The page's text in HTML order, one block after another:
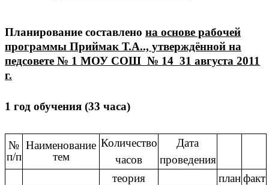
Планирование составлено на основе рабочей
программы Приймак Т.А.., утверждённой на
педсовете № 1 МОУ СОШ № 14 31 августа 2011
г.
1 год обучения (33 часа)
№
п/п
Наименование
тем
Количество
часов
Дата
проведения
теория
план факт